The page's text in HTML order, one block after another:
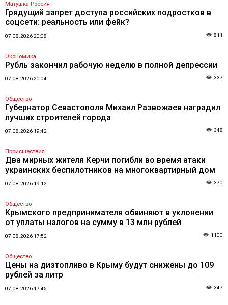
Матушка Россия
Грядущий запрет доступа российских подростков в
соцсети: реальность или фейк?
07.08.2026 20:08 811
Экономика
Рубль закончил рабочую неделю в полной депрессии
07.08.2026 20:04 337
Общество
Губернатор Севастополя Михаил Развожаев наградил
лучших строителей города
07.08.2026 19:42 348
Происшествия
Два мирных жителя Керчи погибли во время атаки
украинских беспилотников на многоквартирный дом
07.08.2026 19:12 370
Общество
Крымского предпринимателя обвиняют в уклонении
от уплаты налогов на сумму в 13 млн рублей
07.08.2026 17:52 1100
Общество
Цены на дизтопливо в Крыму будут снижены до 109
рублей за литр
07.08.2026 17:45 347